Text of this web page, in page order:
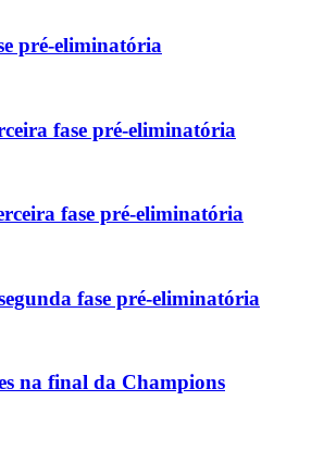
pré-eliminatória
fase pré-eliminatória
fase pré-eliminatória
fase pré-eliminatória
na final da Champions